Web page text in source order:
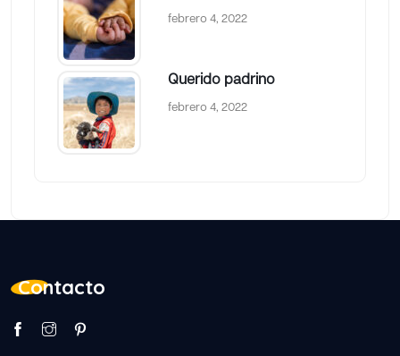
febrero 4, 2022
Querido padrino
febrero 4, 2022
Contacto